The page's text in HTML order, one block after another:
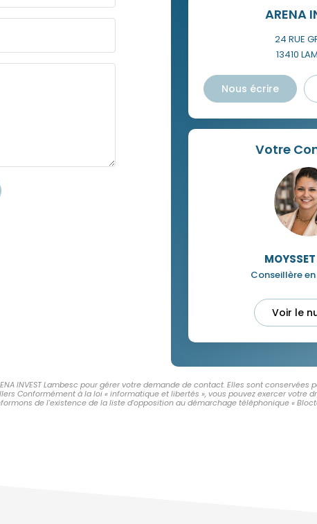
ARENA
24 RUE
13410
Nous écrire
Votre
Conseillère
Voir le
INVEST Lambesc pour gérer votre demande de contact. Elles sont conservées
Conformément à la loi « informatique et libertés », vous pouvez exercer votre
de l'existence de la liste d'opposition au démarchage téléphonique «